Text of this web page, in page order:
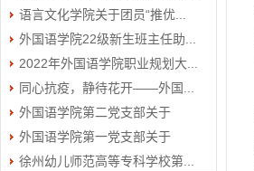
语言文化学院关于团员“推优...
外国语学院22级新生班主任助...
2022年外国语学院职业规划大...
同心抗疫，静待花开——外国...
外国语学院第二党支部关于
202...
外国语学院第一党支部关于
202...
徐州幼儿师范高等专科学校第...